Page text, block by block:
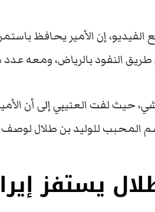
إن الأمير يحافظ
النفود بالرياض، ومعه عدد
حيث لفت العتيبي إلى أن
المحبب للوليد بن طلال لوصف
يستفز